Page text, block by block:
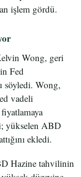
işlem gördü.
Wong, geri
Fed
söyledi. Wong,
vadeli
yükselen ABD
ekledi.
Hazine tahvilinin